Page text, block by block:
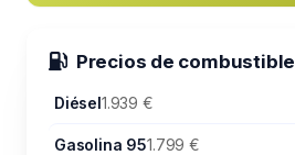
Precios de combustible
Diésel1.939 €
Gasolina 951.799 €